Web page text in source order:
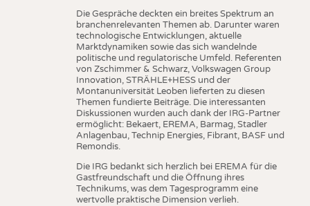
Die Gespräche deckten ein breites Spektrum an
branchenrelevanten Themen ab. Darunter waren
technologische Entwicklungen, aktuelle
Marktdynamiken sowie das sich wandelnde
politische und regulatorische Umfeld. Referenten
von Zschimmer & Schwarz, Volkswagen Group
Innovation, STRÄHLE+HESS und der
Montanuniversität Leoben lieferten zu diesen
Themen fundierte Beiträge. Die interessanten
Diskussionen wurden auch dank der IRG-Partner
ermöglicht: Bekaert, EREMA, Barmag, Stadler
Anlagenbau, Technip Energies, Fibrant, BASF und
Remondis.
Die IRG bedankt sich herzlich bei EREMA für die
Gastfreundschaft und die Öffnung ihres
Technikums, was dem Tagesprogramm eine
wertvolle praktische Dimension verlieh.